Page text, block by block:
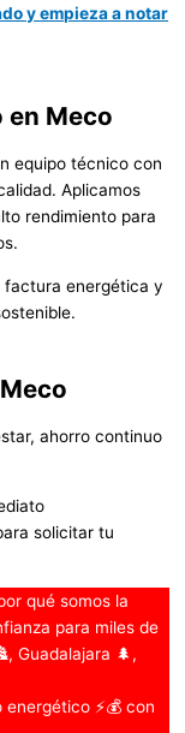
y empieza a notar
en Meco
equipo técnico con
Aplicamos
rendimiento para
factura energética y
ahorro continuo
solicitar tu
qué somos la
para miles de
Guadalajara 🌲,
⚡💰 con